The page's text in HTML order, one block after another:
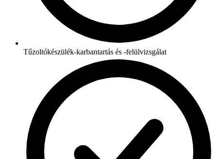
Tűzoltókészülék-karbantartás és -felülvizsgálat